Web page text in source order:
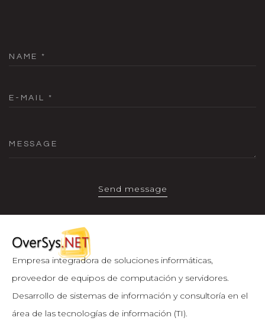
Empresa integradora de soluciones informáticas,
proveedor de equipos de computación y servidores.
Desarrollo de sistemas de información y consultoría en el
área de las tecnologías de información (TI).